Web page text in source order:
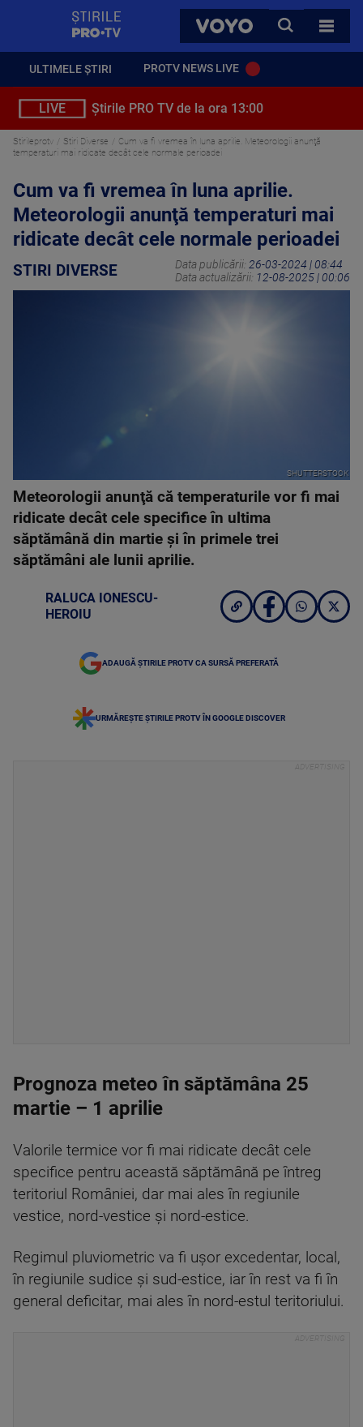
VOYO
CAUTA
TOATE
ULTIMELE ȘTIRI PROTV NEWS LIVE
LIVE Știrile PRO TV de la ora 13:00
Stirileprotv Stiri Diverse
Cum va fi vremea în luna aprilie. Meteorologii anunţă
temperaturi mai ridicate decât cele normale perioadei
Cum va fi vremea în luna aprilie.
Meteorologii anunţă temperaturi mai
ridicate decât cele normale perioadei
STIRI DIVERSE Data publicării: 26-03-2024 | 08:44
Data actualizării: 12-08-2025 | 00:06
SHUTTERSTOCK
Meteorologii anunţă că temperaturile vor fi mai
ridicate decât cele specifice în ultima
săptămână din martie şi în primele trei
săptămâni ale lunii aprilie.
RALUCA IONESCU-
HEROIU
ADAUGĂ ȘTIRILE PROTV CA SURSĂ PREFERATĂ
URMĂREȘTE ȘTIRILE PROTV ÎN GOOGLE DISCOVER
Prognoza meteo în săptămâna 25
martie – 1 aprilie
Valorile termice vor fi mai ridicate decât cele
specifice pentru această săptămână pe întreg
teritoriul României, dar mai ales în regiunile
vestice, nord-vestice şi nord-estice.
Regimul pluviometric va fi uşor excedentar, local,
în regiunile sudice şi sud-estice, iar în rest va fi în
general deficitar, mai ales în nord-estul teritoriului.